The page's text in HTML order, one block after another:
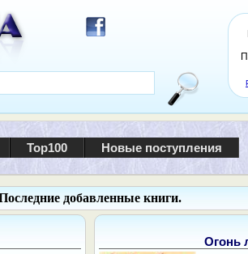
Top100 Новые поступления
добавленные книги.
Огонь